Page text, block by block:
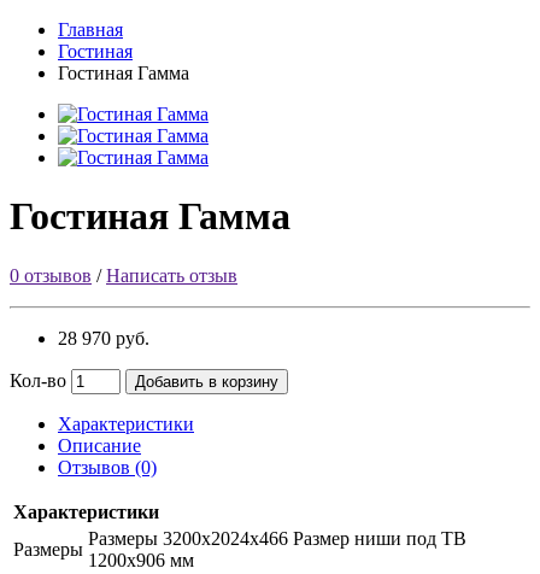
Главная
Гостиная
Гостиная Гамма
Гостиная Гамма
0 отзывов /Написать отзыв
28 970 руб.
Кол-во Добавить в корзину
Характеристики
Описание
Отзывов (0)
Характеристики
Размеры
Размеры 3200х2024х466 Размер ниши под ТВ
1200х906 мм